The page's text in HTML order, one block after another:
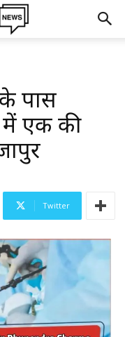
के पास
में एक की
Twitter